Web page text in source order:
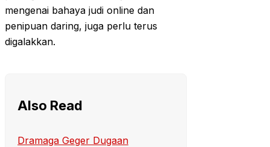
mengenai bahaya judi online dan
penipuan daring, juga perlu terus
digalakkan.
Also Read
Dramaga Geger Dugaan